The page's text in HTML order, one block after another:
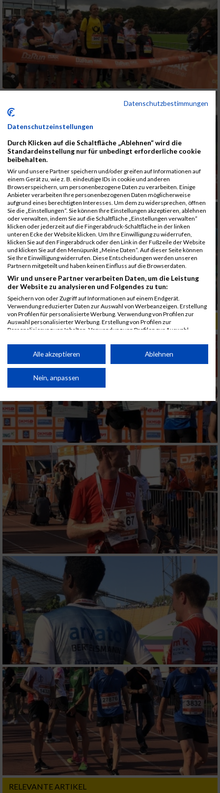
ALBUM B2RUN MÜNCHEN, B2RUN / 16.07.2019
RELEVANTE ARTIKEL
Datenschutzbestimmungen
Datenschutzeinstellungen
Durch Klicken auf die Schaltfläche „Ablehnen“ wird die
Standardeinstellung nur für unbedingt erforderliche cookie
beibehalten.
Wir und unsere Partner speichern und/oder greifen auf Informationen auf
einem Gerät zu, wie z. B. eindeutige IDs in cookie und anderen
Browserspeichern, um personenbezogene Daten zu verarbeiten. Einige
Anbieter verarbeiten Ihre personenbezogenen Daten möglicherweise
aufgrund eines berechtigten Interesses. Um dem zu widersprechen, öffnen
Sie die „Einstellungen“. Sie können Ihre Einstellungen akzeptieren, ablehnen
oder verwalten, indem Sie auf die Schaltfläche „Einstellungen verwalten“
klicken oder jederzeit auf die Fingerabdruck-Schaltfläche in der linken
unteren Ecke der Website klicken. Um Ihre Einwilligung zu widerrufen,
klicken Sie auf den Fingerabdruck oder den Link in der Fußzeile der Website
und klicken Sie auf den Menüpunkt „Meine Daten“. Auf dieser Seite können
Sie Ihre Einwilligung widerrufen. Diese Entscheidungen werden unseren
Partnern mitgeteilt und haben keinen Einfluss auf die Browserdaten.
Wir und unsere Partner verarbeiten Daten, um die Leistung
der Website zu analysieren und Folgendes zu tun:
Speichern von oder Zugriff auf Informationen auf einem Endgerät.
Verwendung reduzierter Daten zur Auswahl von Werbeanzeigen. Erstellung
von Profilen für personalisierte Werbung. Verwendung von Profilen zur
Auswahl personalisierter Werbung. Erstellung von Profilen zur
Personalisierung von Inhalten. Verwendung von Profilen zur Auswahl
Performance von Inhalten. Analyse von Zielgruppen durch Statistiken oder
Kombinationen von Daten aus verschiedenen Quellen. Entwicklung und
von Inhalten.
Daten können außerhalb der Europäischen Union weitergegeben und in die
Website/App.
Partnerliste anzeigen (1 IAB-Anbieter)
Wir nutzen Ihre Daten für folgende Zwecke:
IAB-Verarbeitungszwecke:
Speichern von oder Zugriff auf Informationen
auf einem Endgerät
Verwendung reduzierter Daten zur Auswahl
von Werbeanzeigen
Erstellung von Profilen für personalisierte
Verwendung von Profilen zur Auswahl
personalisierter Werbung
Erstellung von Profilen zur Personalisierung
von Inhalten
Verwendung von Profilen zur Auswahl
personalisierter Inhalte
Messung der Werbeleistung
Messung der Performance von Inhalten
Analyse von Zielgruppen durch Statistiken
oder Kombinationen von Daten aus
verschiedenen Quellen
Entwicklung und Verbesserung der Angebote
Verwendung reduzierter Daten zur Auswahl
von Inhalten
Alle akzeptieren Ablehnen
Nein, anpassen